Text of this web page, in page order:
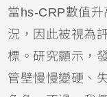
當hs-CRP數值
況，因此被視為
標。研究顯示，
管壁慢慢變硬、